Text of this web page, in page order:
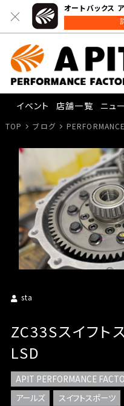
オートバックス
イベント 店舗一覧 ニュ
TOP ブログ
sta
ZC33Sスイフト
LSD
APIT PERFORMANCE
アールズ
スイフトスポーツ